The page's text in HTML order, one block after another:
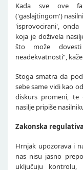
Kada sve ove
('gaslajtingom')
'isprovocirani',
koja je doživela
što može
neadekvatnosti”,
Stoga smatra da
sebe same vidi kao
diskurs promeni, te
nasilje pripiše
Zakonska
Hrnjak upozorava i
nas nisu jasno
uključuju kontrolu,